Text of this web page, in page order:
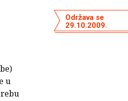
Održava se
29.10.2009.
u